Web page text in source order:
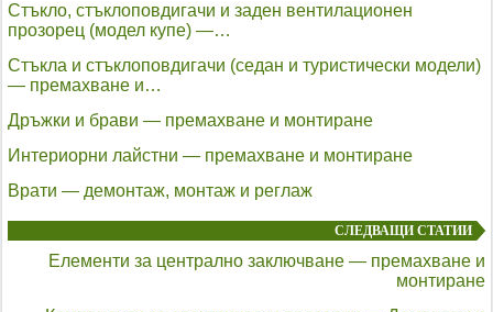
Стъкло, стъклоповдигачи и заден вентилационен
прозорец (модел купе) —…
Стъкла и стъклоповдигачи (седан и туристически модели)
— премахване и…
Дръжки и брави — премахване и монтиране
Интериорни лайстни — премахване и монтиране
Врати — демонтаж, монтаж и реглаж
СЛЕДВАЩИ СТАТИИ
Елементи за централно заключване — премахване и
монтиране